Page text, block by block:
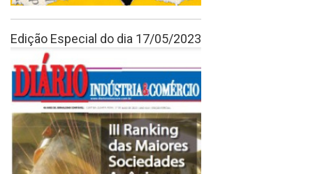
Edição Especial do dia 17/05/2023